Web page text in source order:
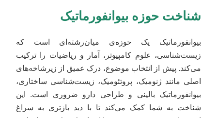
شناخت حوزه بیوانفورماتیک
بیوانفورماتیک یک حوزه‌ی میان‌رشته‌ای است که
زیست‌شناسی، علوم کامپیوتر، آمار و ریاضیات را ترکیب
می‌کند. پیش از انتخاب موضوع، درک عمیق از زیرشاخه‌های
اصلی مانند ژنومیک، پروتئومیک، زیست‌شناسی ساختاری،
بیوانفورماتیک بالینی و طراحی دارو ضروری است. این
شناخت به شما کمک می‌کند تا با دید بازتری به سراغ